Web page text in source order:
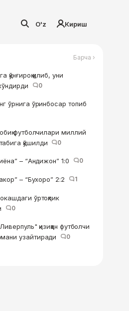
O'z Кириш
Барча ›
қўнғироқ қилиб, уни
0
ўрнига ўринбосар топиб
футболчилари миллий
қўшилди
0
– “Андижон” 1:0 0
– “Бухоро” 2:2 1
ўртоқлик
0
қизиққан футболчи
узайтиради
0